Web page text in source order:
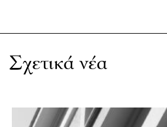
Σχετικά νέα